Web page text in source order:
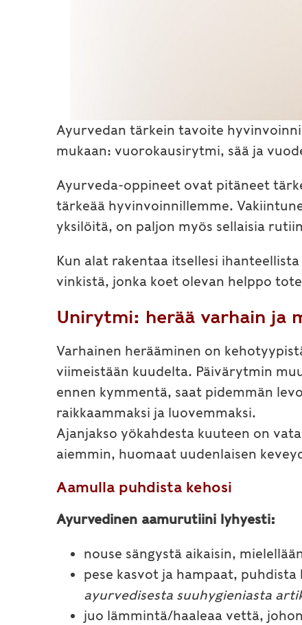
Ayurvedan tärkein tavoite
mukaan: vuorokausirytmi, sää ja
Ayurveda-oppineet ovat pitäneet
tärkeää hyvinvoinnillemme.
yksilöitä, on paljon myös sellaisia
Kun alat rakentaa itsellesi
vinkistä, jonka koet olevan helppo
Unirytmi: herää varhain ja
Varhainen herääminen on
viimeistään kuudelta. Päivärytmin
ennen kymmentä, saat pidemmän
raikkaammaksi ja luovemmaksi.
Ajanjakso yökahdesta kuuteen on
aiemmin, huomaat uudenlaisen
Aamulla puhdista kehosi
Ayurvedinen aamurutiini lyhyesti:
nouse sängystä aikaisin,
pese kasvot ja hampaat,
ayurvedisesta suuhygieniasta
juo lämmintä/haaleaa vettä,